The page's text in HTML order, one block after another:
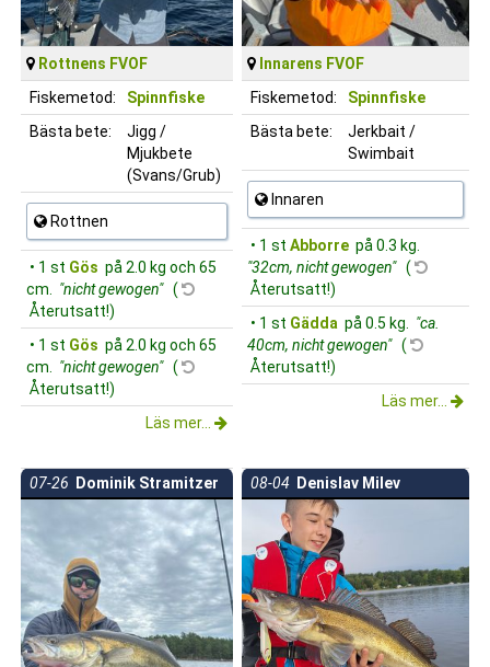
Rottnens FVOF
Fiskemetod:
Spinnfiske
Bästa bete:
Jigg /
Mjukbete
(Svans/Grub)
Rottnen
• 1 st Gös på 2.0 kg och 65
cm.
"nicht gewogen" (
Återutsatt!)
• 1 st Gös på 2.0 kg och 65
cm.
"nicht gewogen" (
Återutsatt!)
Läs mer...
Innarens FVOF
Fiskemetod:
Spinnfiske
Bästa bete:
Jerkbait /
Swimbait
Innaren
• 1 st Abborre på 0.3 kg.
"32cm, nicht gewogen" (
Återutsatt!)
• 1 st Gädda på 0.5 kg.
"ca.
40cm, nicht gewogen" (
Återutsatt!)
Läs mer...
07-26 Dominik Stramitzer 08-04 Denislav Milev